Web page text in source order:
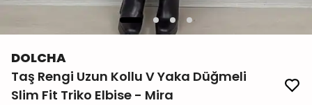
DOLCHA
Taş Rengi Uzun Kollu V Yaka Düğmeli
Slim Fit Triko Elbise - Mira